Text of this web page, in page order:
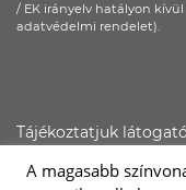
/ EK irányelv hatályon
adatvédelmi rendelet).
Tájékoztatjuk
Lengyel Intézet
A magasabb